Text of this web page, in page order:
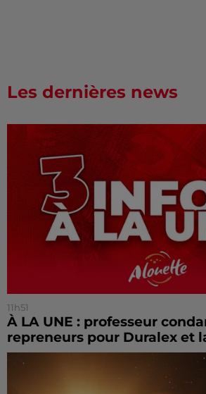
Les dernières news
11h51
À LA UNE : professeur
repreneurs pour Duralex et